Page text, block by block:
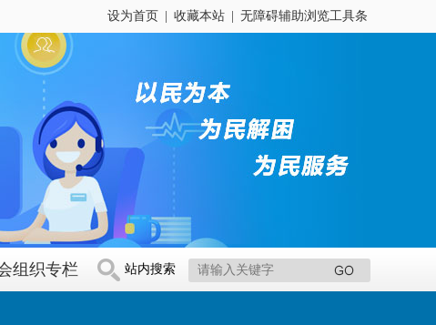
设为首页 收藏本站 无障碍辅助浏览工具条
组织专栏 站内搜索